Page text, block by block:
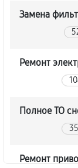
Замена
Ремонт
Полное ТО
Ремонт